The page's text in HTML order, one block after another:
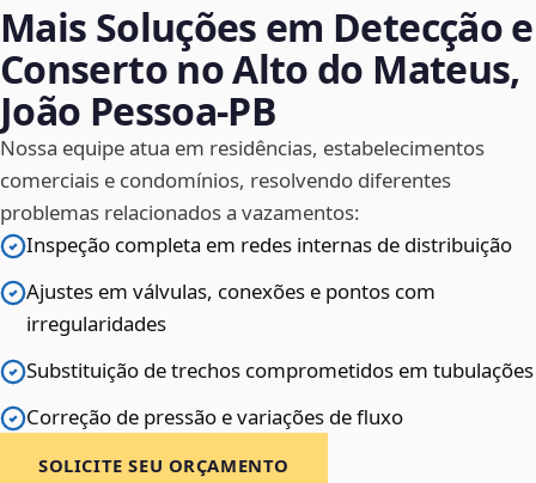
Mais Soluções em Detecção e
Conserto no Alto do Mateus,
João Pessoa‑PB
Nossa equipe atua em residências, estabelecimentos
comerciais e condomínios, resolvendo diferentes
problemas relacionados a vazamentos:
Inspeção completa em redes internas de distribuição
Ajustes em válvulas, conexões e pontos com
irregularidades
Substituição de trechos comprometidos em tubulações
Correção de pressão e variações de fluxo
SOLICITE SEU ORÇAMENTO